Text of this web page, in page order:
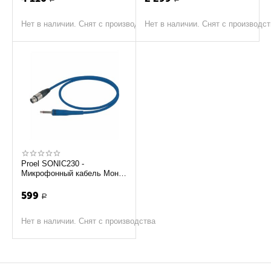
Нет в наличии. Снят с производстваНет в наличии. Снят с
Proel SONIC230 -
Микрофонный кабель Моно
599 Р
Нет в наличии. Снят с производства